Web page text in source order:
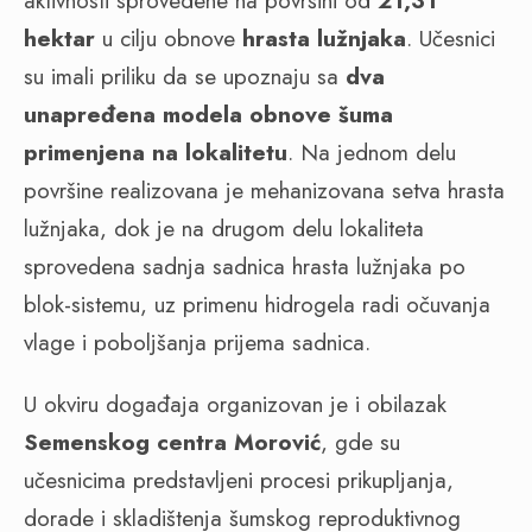
hektar u cilju obnove hrasta lužnjaka. Učesnici
su imali priliku da se upoznaju sa dva
unapređena modela obnove šuma
primenjena na lokalitetu. Na jednom delu
površine realizovana je mehanizovana setva hrasta
lužnjaka, dok je na drugom delu lokaliteta
sprovedena sadnja sadnica hrasta lužnjaka po
blok-sistemu, uz primenu hidrogela radi očuvanja
vlage i poboljšanja prijema sadnica.
U okviru događaja organizovan je i obilazak
Semenskog centra Morović, gde su
učesnicima predstavljeni procesi prikupljanja,
dorade i skladištenja šumskog reproduktivnog